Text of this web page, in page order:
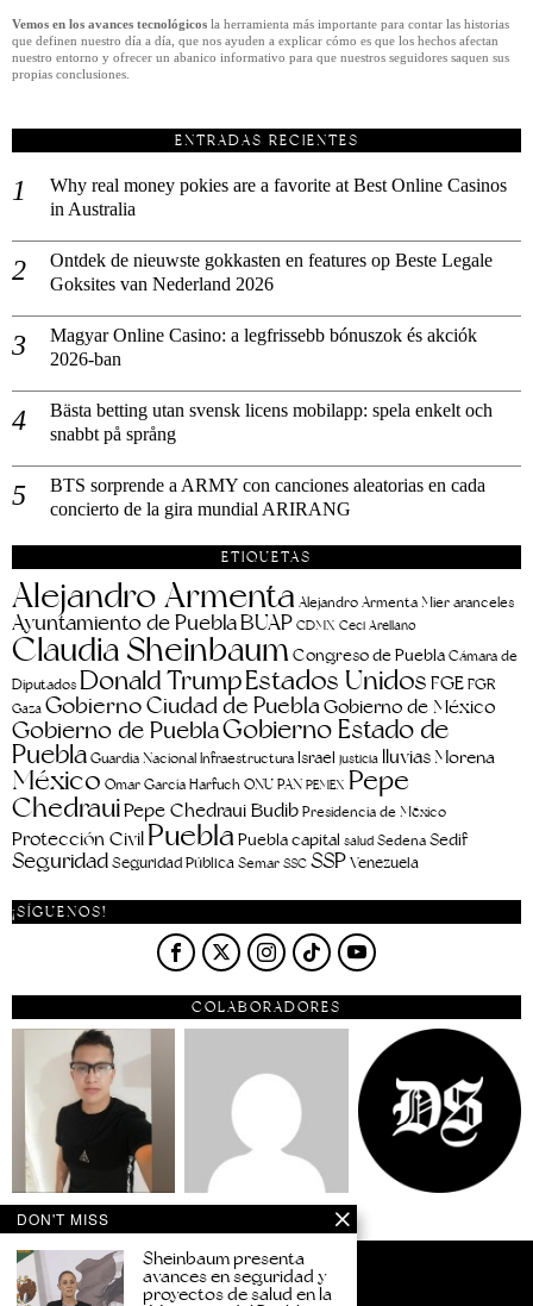
Vemos en los avances tecnológicos la herramienta más importante para contar las historias
que definen nuestro día a día, que nos ayuden a explicar cómo es que los hechos afectan
nuestro entorno y ofrecer un abanico informativo para que nuestros seguidores saquen sus
propias conclusiones.
ENTRADAS RECIENTES
Why real money pokies are a favorite at Best Online Casinos
in Australia
Ontdek de nieuwste gokkasten en features op Beste Legale
Goksites van Nederland 2026
Magyar Online Casino: a legfrissebb bónuszok és akciók
2026-ban
Bästa betting utan svensk licens mobilapp: spela enkelt och
snabbt på språng
BTS sorprende a ARMY con canciones aleatorias en cada
concierto de la gira mundial ARIRANG
ETIQUETAS
Alejandro Armenta Alejandro Armenta Mier aranceles
Ayuntamiento de PueblaBUAP CDMX Ceci Arellano
Claudia SheinbaumCongreso de Puebla Cámara de
Diputados Donald TrumpEstados Unidos FGEFGR
Gaza Gobierno Ciudad de PueblaGobierno de México
Gobierno de PueblaGobierno Estado de
PueblaGuardia Nacional Infraestructura Israel justicia lluviasMorena
México Omar García Harfuch ONU PAN PEMEX Pepe
ChedrauiPepe Chedraui BudibPresidencia de México
Protección Civil PueblaPuebla capital salud Sedena Sedif
SeguridadSeguridad Pública Semar SSC SSPVenezuela
¡SÍGUENOS!
COLABORADORES
DON'T MISS
Sheinbaum presenta
avances en seguridad y
proyectos de salud en la